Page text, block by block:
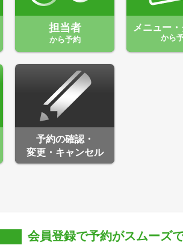
担当者
から予約
メニュー
から
予約の確認・
変更・キャンセル
会員登録で予約がスムーズ